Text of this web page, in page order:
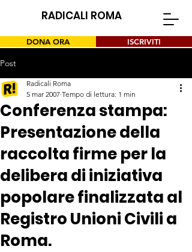
RADICALI ROMA
DONA ORA ISCRIVITI
Post
Conferenza stampa:
Presentazione della
raccolta firme per la
delibera di iniziativa
popolare finalizzata al
Registro Unioni Civili a
Roma.
Radicali Roma
5 mar 2007 Tempo di lettura: 1 min